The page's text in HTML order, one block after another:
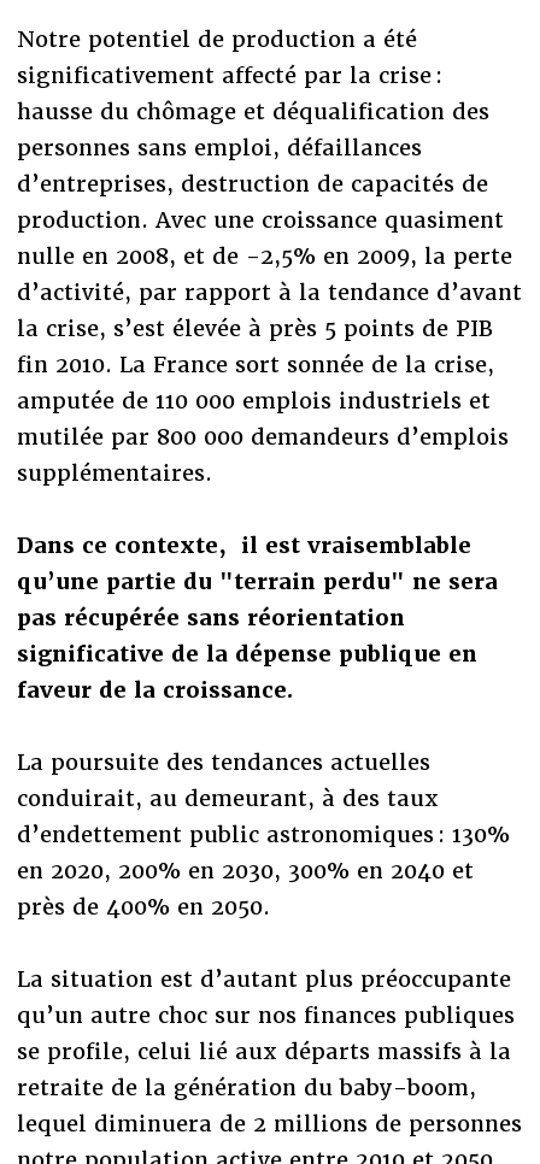
Notre potentiel de production a été
significativement affecté par la crise :
hausse du chômage et déqualification des
personnes sans emploi, défaillances
d’entreprises, destruction de capacités de
production. Avec une croissance quasiment
nulle en 2008, et de -2,5% en 2009, la perte
d’activité, par rapport à la tendance d’avant
la crise, s’est élevée à près 5 points de PIB
fin 2010. La France sort sonnée de la crise,
amputée de 110 000 emplois industriels et
mutilée par 800 000 demandeurs d’emplois
supplémentaires.
Dans ce contexte, il est vraisemblable
qu’une partie du "terrain perdu" ne sera
pas récupérée sans réorientation
significative de la dépense publique en
faveur de la croissance.
La poursuite des tendances actuelles
conduirait, au demeurant, à des taux
d’endettement public astronomiques : 130%
en 2020, 200% en 2030, 300% en 2040 et
près de 400% en 2050.
La situation est d’autant plus préoccupante
qu’un autre choc sur nos finances publiques
se profile, celui lié aux départs massifs à la
retraite de la génération du baby-boom,
lequel diminuera de 2 millions de personnes